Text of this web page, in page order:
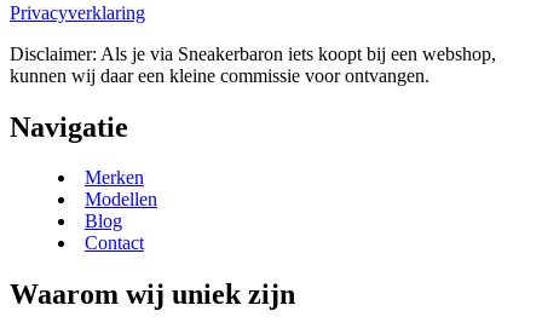
Privacyverklaring
Disclaimer: Als je via Sneakerbaron iets koopt bij een webshop,
kunnen wij daar een kleine commissie voor ontvangen.
Navigatie
Merken
Modellen
Blog
Contact
Waarom wij uniek zijn